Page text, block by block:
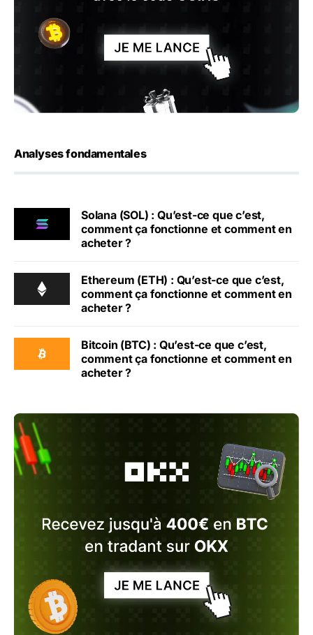
Analyses fondamentales
Solana (SOL) : Qu’est-ce que c’est,
comment ça fonctionne et comment en
acheter ?
Ethereum (ETH) : Qu’est-ce que c’est,
comment ça fonctionne et comment en
acheter ?
Bitcoin (BTC) : Qu’est-ce que c’est,
comment ça fonctionne et comment en
acheter ?